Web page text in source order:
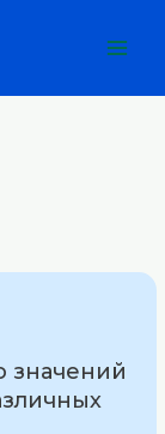
значений